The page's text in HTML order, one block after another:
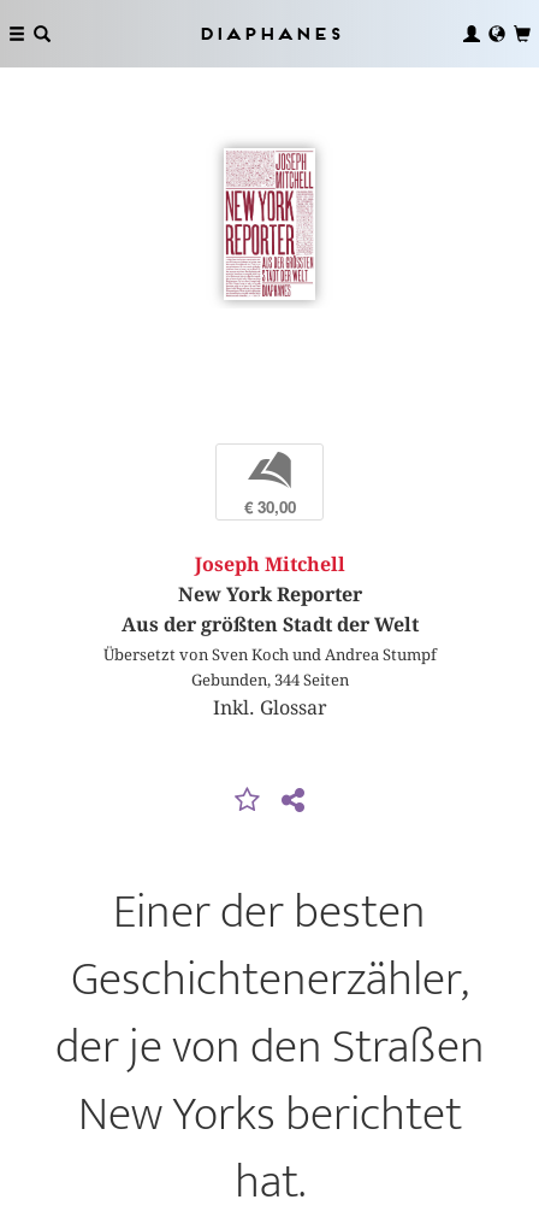
Diaphanes
b
€ 30,00
Joseph Mitchell
New York Reporter
Aus der größten Stadt der Welt
Übersetzt von Sven Koch und Andrea Stumpf
Gebunden, 344 Seiten
Inkl. Glossar
Einer der besten
Geschichtenerzähler,
der je von den Straßen
New Yorks berichtet
hat.